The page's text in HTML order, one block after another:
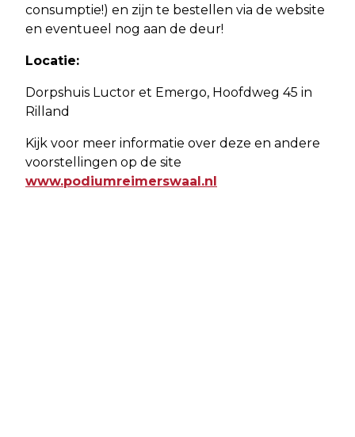
consumptie!) en zijn te bestellen via de website
en eventueel nog aan de deur!
Locatie:
Dorpshuis Luctor et Emergo, Hoofdweg 45 in
Rilland
Kijk voor meer informatie over deze en andere
voorstellingen op de site
www.podiumreimerswaal.nl